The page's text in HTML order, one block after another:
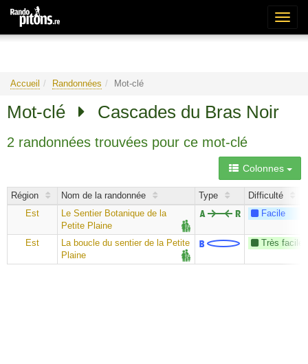
Accueil Randonnées Mot-clé
Mot-clé Cascades du Bras Noir
2 randonnées trouvées pour ce mot-clé
Colonnes
Région Nom de la randonnée Type
Difficulté
Est
Le Sentier Botanique de la
Petite Plaine
Facile
Est
La boucle du sentier de la Petite
Plaine
Très facile